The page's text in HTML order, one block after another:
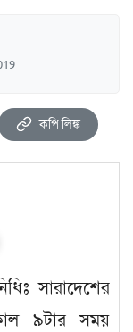
কপি লিঙ্ক
সারাদেশের
৯টার সময়